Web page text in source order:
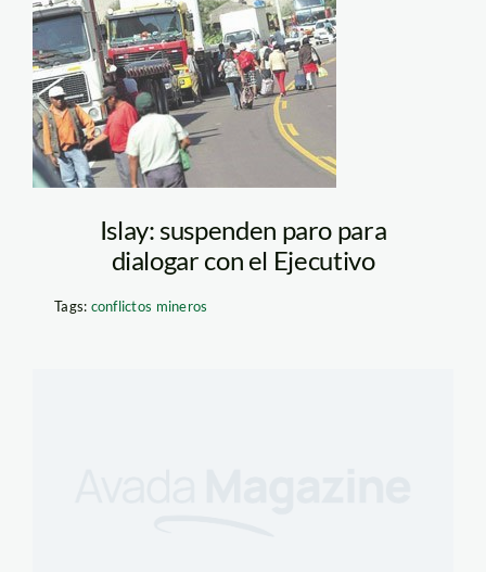
Islay: suspenden paro para
dialogar con el Ejecutivo
Tags: conflictos mineros